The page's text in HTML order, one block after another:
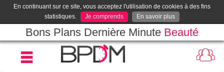
En continuant sur ce site, vous acceptez l'utilisation de cookies à des fins
statistiques.
Je comprends En savoir plus
Bons Plans Dernière Minute Beauté